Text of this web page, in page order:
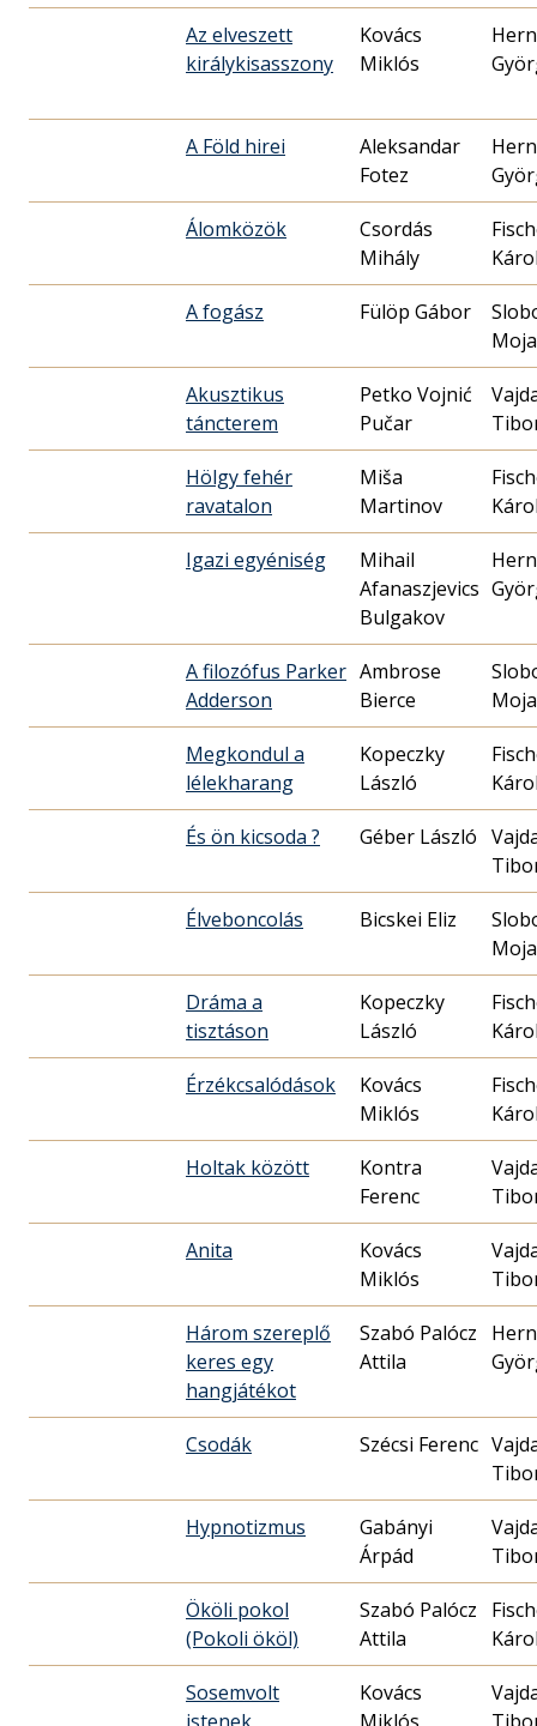
Az elveszett
királykisasszony
Kovács
Miklós
A Föld hirei
Aleksandar
Fotez
Álomközök
Csordás
Mihály
A fogász Fülöp Gábor
Akusztikus
táncterem
Petko Vojnić
Pučar
Hölgy fehér
ravatalon
Miša
Martinov
Igazi egyéniség
Mihail
Afanaszjevics
Bulgakov
A filozófus Parker
Adderson
Ambrose
Bierce
Megkondul a
lélekharang
Kopeczky
László
És ön kicsoda ? Géber László
Élveboncolás Bicskei Eliz
Dráma a
tisztáson
Kopeczky
László
Érzékcsalódások
Kovács
Miklós
Holtak között
Kontra
Ferenc
Anita
Kovács
Miklós
Három szereplő
keres egy
hangjátékot
Szabó Palócz
Attila
Csodák Szécsi Ferenc
Hypnotizmus
Gabányi
Árpád
Ököli pokol
(Pokoli ököl)
Szabó Palócz
Attila
Sosemvolt
istenek
Kovács
Miklós